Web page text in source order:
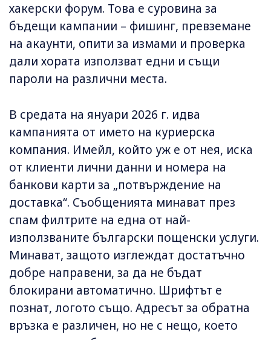
хакерски форум. Това е суровина за
бъдещи кампании – фишинг, превземане
на акаунти, опити за измами и проверка
дали хората използват едни и същи
пароли на различни места.
В средата на януари 2026 г. идва
кампанията от името на куриерска
компания. Имейл, който уж е от нея, иска
от клиенти лични данни и номера на
банкови карти за „потвърждение на
доставка“. Съобщенията минават през
спам филтрите на една от най-
използваните български пощенски услуги.
Минават, защото изглеждат достатъчно
добре направени, за да не бъдат
блокирани автоматично. Шрифтът е
познат, логото също. Адресът за обратна
връзка е различен, но не с нещо, което